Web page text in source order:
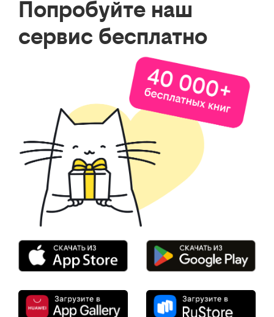
Попробуйте наш
сервис бесплатно